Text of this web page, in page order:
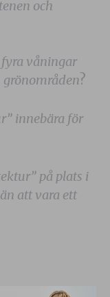
och
fyra våningar
?
innebära för
på plats i
att vara ett